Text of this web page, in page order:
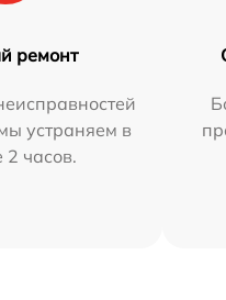
ремонт
устраняем в
2 часов.